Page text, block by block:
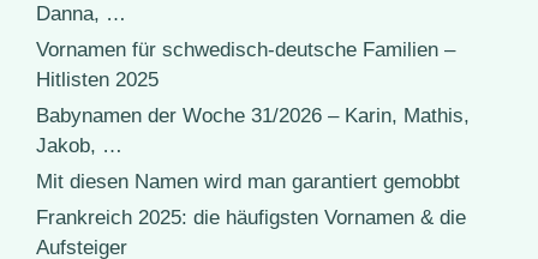
Danna, …
Vornamen für schwedisch-deutsche Familien –
Hitlisten 2025
Babynamen der Woche 31/2026 – Karin, Mathis,
Jakob, …
Mit diesen Namen wird man garantiert gemobbt
Frankreich 2025: die häufigsten Vornamen & die
Aufsteiger